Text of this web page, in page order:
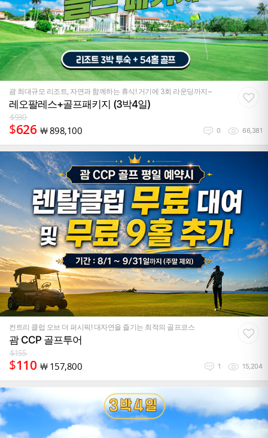
괌 최대규모 리조트, 자연과 함께하는 휴식! 거기에 3회 라운딩까지~
레오팔레스+골프패키지 (3박4일)
$930
$626 ￦898,100 0 66,381
컨트리 클럽 오브 더 퍼시픽! 대자연을 즐기는 최적의 골프코스
괌 CCP 골프투어
$155
$110 ￦ 157,800 1 15,204